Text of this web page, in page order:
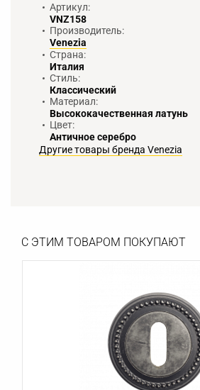
Артикул:
VNZ158
Производитель:
Venezia
Страна:
Италия
Стиль:
Классический
Материал:
Высококачественная латунь
Цвет:
Античное серебро
Другие товары бренда Venezia
С ЭТИМ ТОВАРОМ ПОКУПАЮТ